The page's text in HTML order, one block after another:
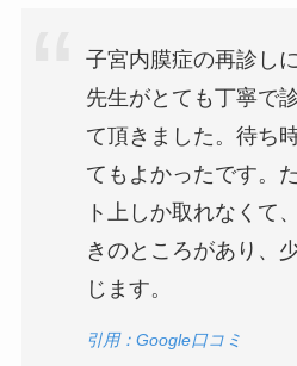
子宮内膜症の再診し
先生がとても丁寧で
て頂きました。待ち
てもよかったです。
ト上しか取れなくて
きのところがあり、
じます。
引用：Google口コミ